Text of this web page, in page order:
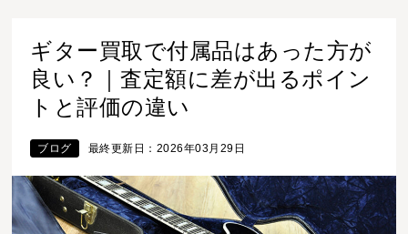
ギター買取で付属品はあった方が
良い？｜査定額に差が出るポイン
トと評価の違い
ブログ 最終更新日：2026年03月29日